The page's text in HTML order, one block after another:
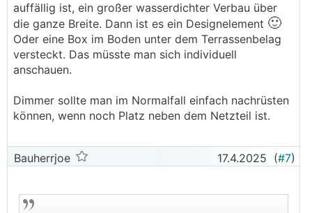
auffällig ist, ein großer wasserdichter Verbau über
die ganze Breite. Dann ist es ein Designelement 🙂
Oder eine Box im Boden unter dem Terrassenbelag
versteckt. Das müsste man sich individuell
anschauen.
Dimmer sollte man im Normalfall einfach nachrüsten
können, wenn noch Platz neben dem Netzteil ist.
Bauherrjoe 17.4.2025 (#7)